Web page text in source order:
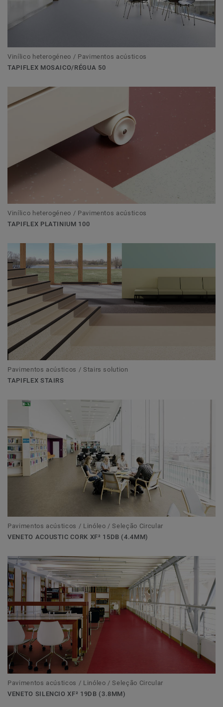
Vinílico heterogéneo / Pavimentos acústicos
TAPIFLEX MOSAICO/RÉGUA 50
Vinílico heterogéneo / Pavimentos acústicos
TAPIFLEX PLATINIUM 100
Pavimentos acústicos / Stairs solution
TAPIFLEX STAIRS
Pavimentos acústicos / Linóleo / Seleção Circular
VENETO ACOUSTIC CORK XF² 15DB (4.4MM)
Pavimentos acústicos / Linóleo / Seleção Circular
VENETO SILENCIO XF² 19DB (3.8MM)